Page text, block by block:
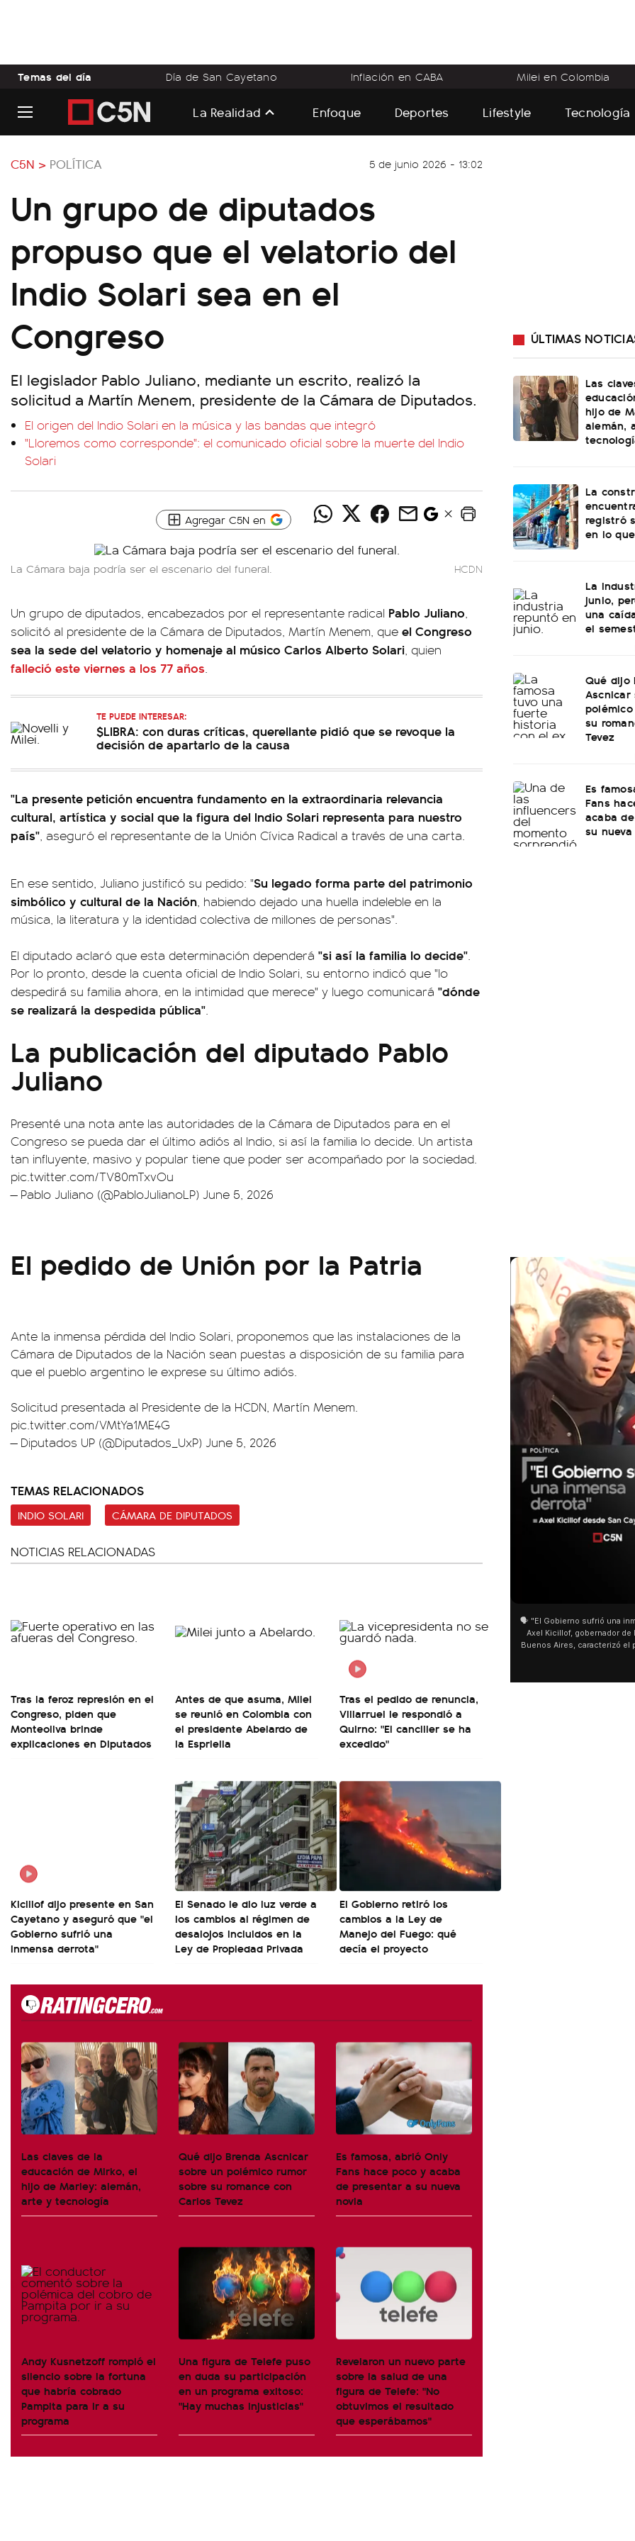
Temas del día Día de San Cayetano Inflación en CABA Milei en Colombia
La Realidad Enfoque Deportes Lifestyle Tecnología
C5N > POLÍTICA 5 de junio 2026 - 13:02
Un grupo de diputados
propuso que el velatorio del
Indio Solari sea en el
Congreso
El legislador Pablo Juliano, mediante un escrito, realizó la
solicitud a Martín Menem, presidente de la Cámara de Diputados.
El origen del Indio Solari en la música y las bandas que integró
"Lloremos como corresponde": el comunicado oficial sobre la muerte del Indio
Solari
Agregar C5N en
La Cámara baja podría ser el escenario del funeral. HCDN
Un grupo de diputados, encabezados por el representante radical Pablo Juliano,
solicitó al presidente de la Cámara de Diputados, Martín Menem, que el Congreso
sea la sede del velatorio y homenaje al músico Carlos Alberto Solari, quien
falleció este viernes a los 77 años.
TE PUEDE INTERESAR:
$LIBRA: con duras críticas, querellante pidió que se revoque la
decisión de apartarlo de la causa
"La presente petición encuentra fundamento en la extraordinaria relevancia
cultural, artística y social que la figura del Indio Solari representa para nuestro
país", aseguró el representante de la Unión Cívica Radical a través de una carta.
En ese sentido, Juliano justificó su pedido: "Su legado forma parte del patrimonio
simbólico y cultural de la Nación, habiendo dejado una huella indeleble en la
música, la literatura y la identidad colectiva de millones de personas".
El diputado aclaró que esta determinación dependerá "si así la familia lo decide".
Por lo pronto, desde la cuenta oficial de Indio Solari, su entorno indicó que "lo
despedirá su familia ahora, en la intimidad que merece" y luego comunicará "dónde
se realizará la despedida pública".
La publicación del diputado Pablo
Juliano
Presenté una nota ante las autoridades de la Cámara de Diputados para en el
Congreso se pueda dar el último adiós al Indio, si así la familia lo decide. Un artista
tan influyente, masivo y popular tiene que poder ser acompañado por la sociedad.
pic.twitter.com/TV80mTxvOu
— Pablo Juliano (@PabloJulianoLP) June 5, 2026
El pedido de Unión por la Patria
Ante la inmensa pérdida del Indio Solari, proponemos que las instalaciones de la
Cámara de Diputados de la Nación sean puestas a disposición de su familia para
que el pueblo argentino le exprese su último adiós.
Solicitud presentada al Presidente de la HCDN, Martín Menem.
pic.twitter.com/VMtYa1ME4G
— Diputados UP (@Diputados_UxP) June 5, 2026
TEMAS RELACIONADOS
INDIO SOLARI CÁMARA DE DIPUTADOS
NOTICIAS RELACIONADAS
Tras la feroz represión en el
Congreso, piden que
Monteoliva brinde
explicaciones en Diputados
Antes de que asuma, Milei
se reunió en Colombia con
el presidente Abelardo de
la Espriella
Tras el pedido de renuncia,
Villarruel le respondió a
Quirno: "El canciller se ha
excedido"
Kicillof dijo presente en San
Cayetano y aseguró que "el
Gobierno sufrió una
inmensa derrota"
El Senado le dio luz verde a
los cambios al régimen de
desalojos incluidos en la
Ley de Propiedad Privada
El Gobierno retiró los
cambios a la Ley de
Manejo del Fuego: qué
decía el proyecto
Las claves de la
educación de Mirko, el
hijo de Marley: alemán,
arte y tecnología
Qué dijo Brenda Ascnicar
sobre un polémico rumor
sobre su romance con
Carlos Tevez
Es famosa, abrió Only
Fans hace poco y acaba
de presentar a su nueva
novia
Andy Kusnetzoff rompió el
silencio sobre la fortuna
que habría cobrado
Pampita para ir a su
programa
Una figura de Telefe puso
en duda su participación
en un programa exitoso:
"Hay muchas injusticias"
Revelaron un nuevo parte
sobre la salud de una
figura de Telefe: "No
obtuvimos el resultado
que esperábamos"
ÚLTIMAS
Las
hijo de
alemán,
La
registró
en lo
La
junio,
una
el
Qué dijo
Ascnicar
su
Tevez
Es
Fans
acaba
su
🗣️ "El Gobierno sufrió una inmensa derrota" 🎙️
Axel Kicillof, gobernador de la Provincia de
Buenos Aires, caracterizó el proyecto de Ley
y destacó "la movilización popular". 📌 La
Cayetano, donde también advirtió que "la
sociedad no solo sufre porque no llega sino
que también está endeudada".